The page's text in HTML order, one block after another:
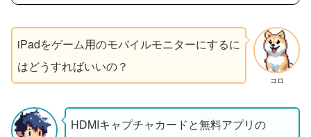
コロ
iPadをゲーム用のモバイルモニターにするに
はどうすればいいの？
HDMIキャプチャカードと無料アプリの